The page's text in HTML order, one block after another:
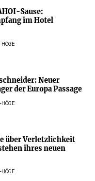
Sause:
im Hotel
HÖGE
Neuer
der Europa Passage
HÖGE
über Verletzlichkeit
ihres neuen
HÖGE